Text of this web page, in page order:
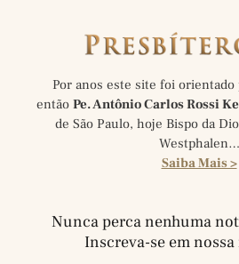
Por anos este site foi
então Pe. Antônio Carlos Rossi
de São Paulo, hoje Bispo da
Westphalen…
Saiba Mais >
Nunca perca nenhuma
Inscreva-se em